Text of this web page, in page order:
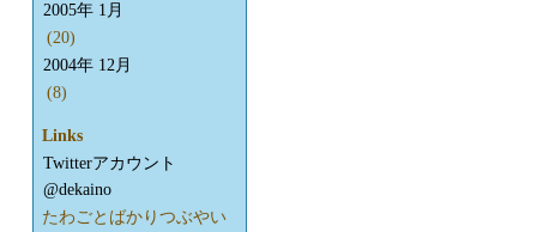
2005年 1月
(20)
2004年 12月
(8)
Links
Twitterアカウント
@dekaino
たわごとばかりつぶやい